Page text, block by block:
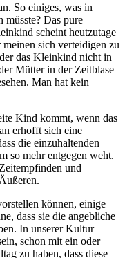
So einiges, was in
müsste? Das pure
scheint heutzutage
sich verteidigen zu
das Kleinkind nicht in
Mütter in der Zeitblase
Man hat kein
Kind kommt, wenn das
erhofft sich eine
die einzuhaltenden
so mehr entgegen weht.
und
können, einige
dass sie die angebliche
In unserer Kultur
schon mit ein oder
zu haben, dass diese